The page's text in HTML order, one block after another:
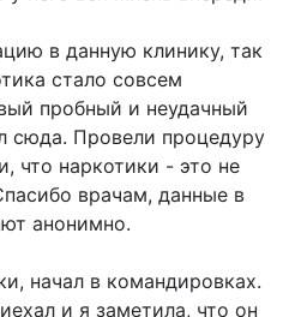
в данную клинику, так
стало совсем
пробный и неудачный
сюда. Провели процедуру
что наркотики - это не
врачам, данные в
анонимно.
начал в командировках.
и я заметила, что он